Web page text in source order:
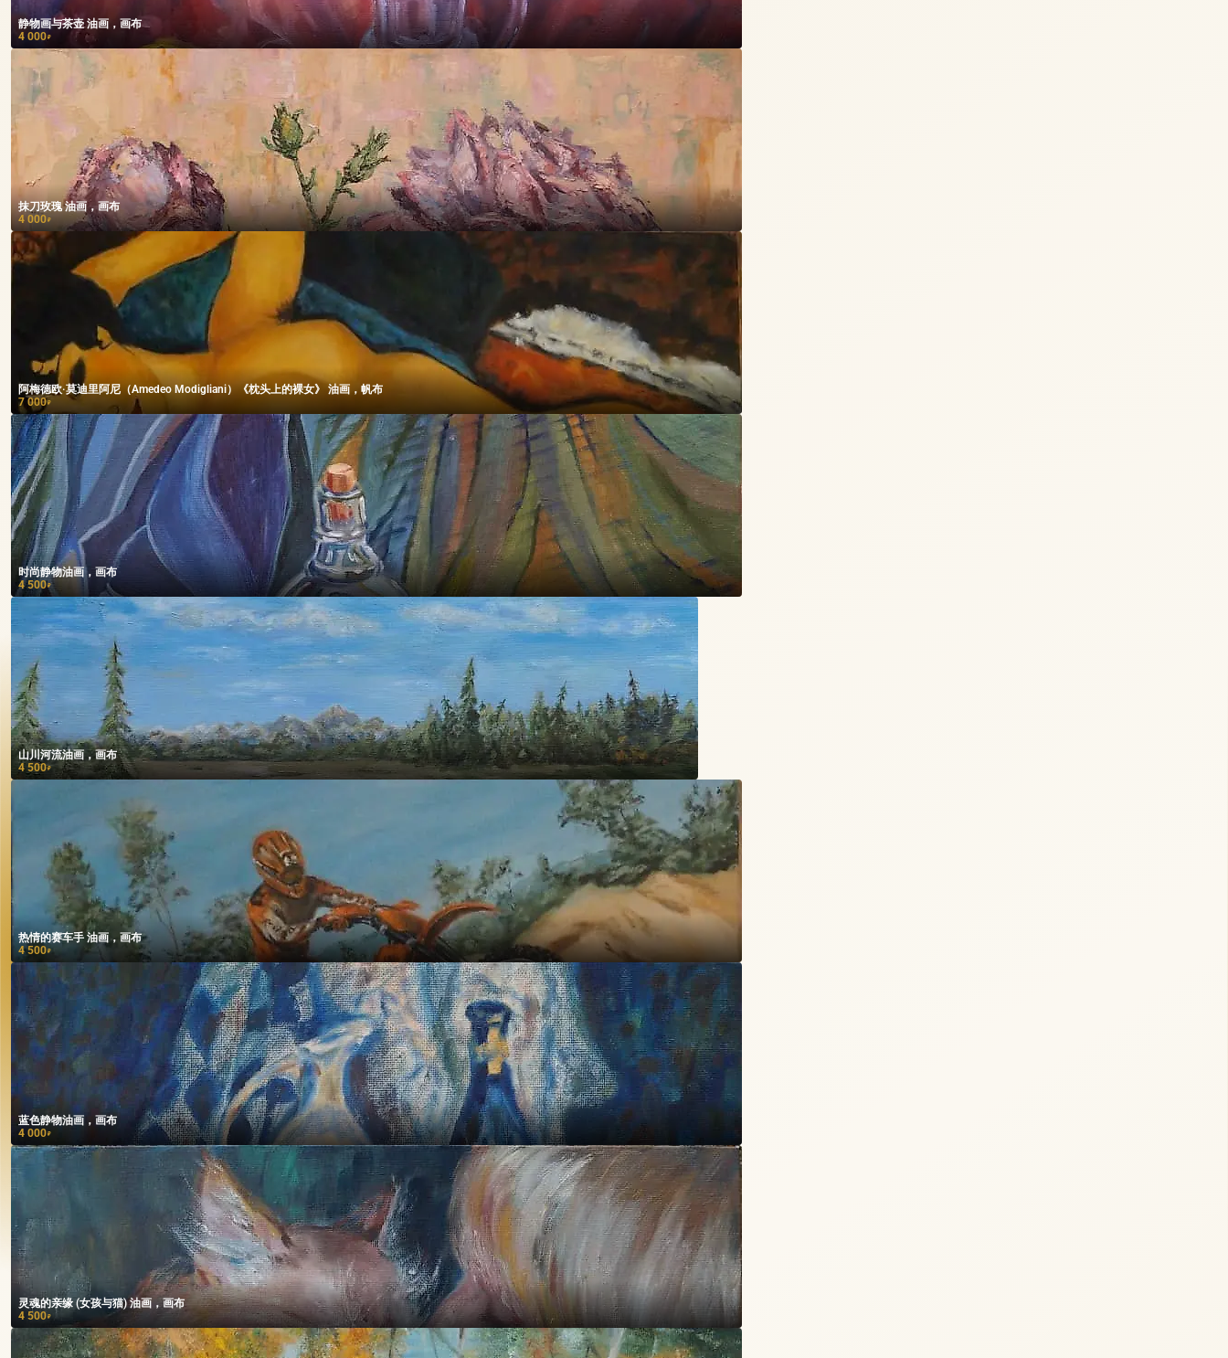
静物画与茶壶 油画，画布
4 000₽
抹刀玫瑰 油画，画布
4 000₽
阿梅德欧·莫迪里阿尼（Amedeo Modigliani）《枕头上的裸女》 油画，帆布
7 000₽
时尚静物油画，画布
4 500₽
山川河流油画，画布
4 500₽
热情的赛车手 油画，画布
4 500₽
蓝色静物油画，画布
4 000₽
灵魂的亲缘 (女孩与猫) 油画，画布
4 500₽